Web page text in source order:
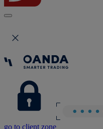
go to client zone